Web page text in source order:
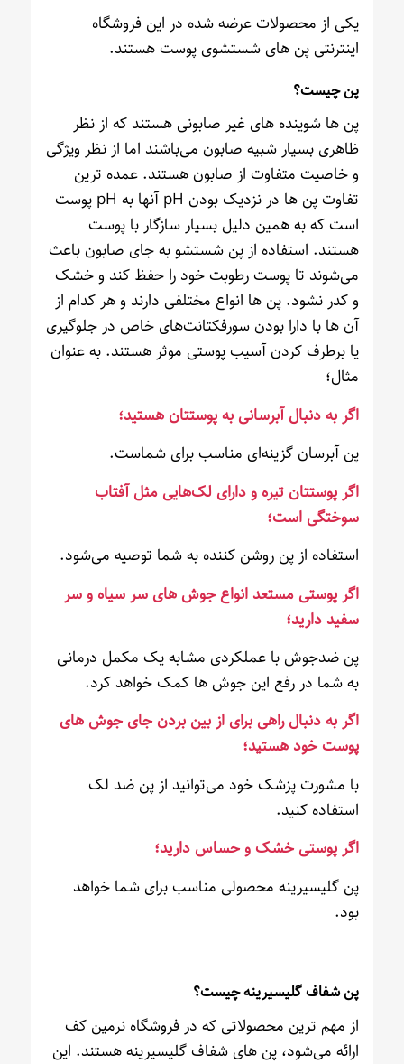
یکی از محصولات عرضه شده در این فروشگاه
اینترنتی پن های شستشوی پوست هستند.
پن چیست؟
پن ها شوینده های غیر صابونی هستند که از نظر
ظاهری بسیار شبیه صابون می‌باشند اما از نظر ویژگی
و خاصیت متفاوت از صابون هستند. عمده ترین
تفاوت پن ها در نزدیک بودن pH آنها به pH پوست
است که به همین دلیل بسیار سازگار با پوست
هستند. استفاده از پن شستشو به جای صابون باعث
می‌شوند تا پوست رطوبت خود را حفظ کند و خشک
و کدر نشود. پن ها انواع مختلفی دارند و هر کدام از
آن ها با دارا بودن سورفکتانت‌های خاص در جلوگیری
یا برطرف کردن آسیب پوستی موثر هستند. به عنوان
مثال؛
اگر به دنبال آبرسانی به پوستتان هستید؛
پن آبرسان گزینه‌ای مناسب برای شماست.
اگر پوستتان تیره و دارای لک‌هایی مثل آفتاب
سوختگی است؛
استفاده از پن روشن کننده به شما توصیه می‌شود.
اگر پوستی مستعد انواع جوش های سر سیاه و سر
سفید دارید؛
پن ضدجوش با عملکردی مشابه یک مکمل درمانی
به شما در رفع این جوش ها کمک خواهد کرد.
اگر به دنبال راهی برای از بین بردن جای جوش های
پوست خود هستید؛
با مشورت پزشک خود می‌توانید از پن ضد لک
استفاده کنید.
اگر پوستی خشک و حساس دارید؛
پن گلیسیرینه محصولی مناسب برای شما خواهد
بود.
پن شفاف گلیسیرینه چیست؟
از مهم ترین محصولاتی که در فروشگاه نرمین کف
ارائه می‌شود، پن های شفاف گلیسیرینه هستند. این